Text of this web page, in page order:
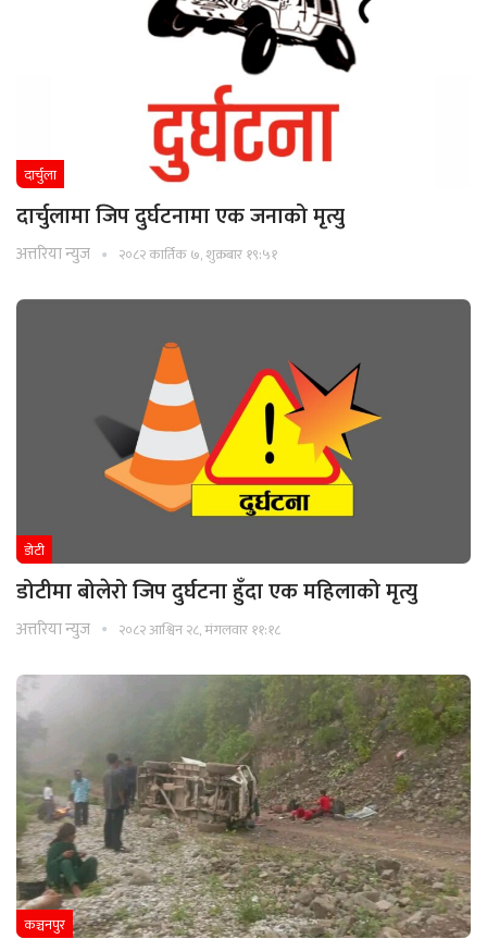
दार्चुला
दार्चुलामा जिप दुर्घटनामा एक जनाको मृत्यु
अत्तरिया न्युज २०८२ कार्तिक ७, शुक्रबार १९:५१
डाेटी
डोटीमा बोलेरो जिप दुर्घटना हुँदा एक महिलाको मृत्यु
अत्तरिया न्युज २०८२ आश्विन २८, मंगलवार ११:१८
कञ्चनपुर